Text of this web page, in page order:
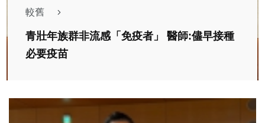
較舊
青壯年族群非流感「免疫者」 醫師:儘早接種
必要疫苗